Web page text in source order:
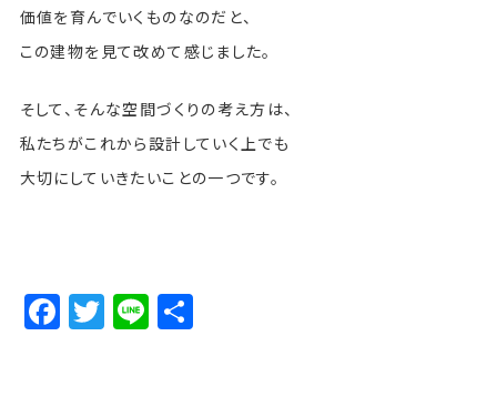
価値を育んでいくものなのだと、
この建物を見て改めて感じました。
そして、そんな空間づくりの考え方は、
私たちがこれから設計していく上でも
大切にしていきたいことの一つです。
Facebook
Twitter
LineShare